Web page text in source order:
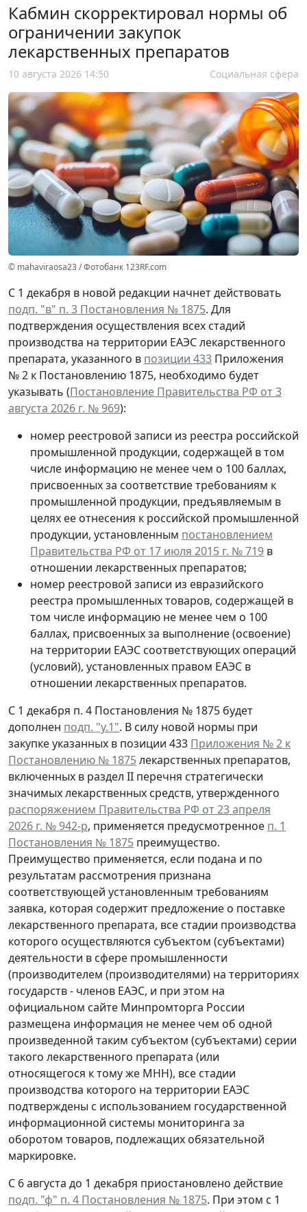
Кабмин скорректировал нормы об
ограничении закупок
лекарственных препаратов
10 августа 2026 14:50 Социальная сфера
© mahaviraosa23 / Фотобанк 123RF.com
С 1 декабря в новой редакции начнет действовать
подп. "в" п. 3 Постановления № 1875. Для
подтверждения осуществления всех стадий
производства на территории ЕАЭС лекарственного
препарата, указанного в позиции 433 Приложения
№ 2 к Постановлению 1875, необходимо будет
указывать (Постановление Правительства РФ от 3
августа 2026 г. № 969):
номер реестровой записи из реестра российской
промышленной продукции, содержащей в том
числе информацию не менее чем о 100 баллах,
присвоенных за соответствие требованиям к
промышленной продукции, предъявляемым в
целях ее отнесения к российской промышленной
продукции, установленным постановлением
Правительства РФ от 17 июля 2015 г. № 719 в
отношении лекарственных препаратов;
номер реестровой записи из евразийского
реестра промышленных товаров, содержащей в
том числе информацию не менее чем о 100
баллах, присвоенных за выполнение (освоение)
на территории ЕАЭС соответствующих операций
(условий), установленных правом ЕАЭС в
отношении лекарственных препаратов.
С 1 декабря п. 4 Постановления № 1875 будет
дополнен подп. "у.1". В силу новой нормы при
закупке указанных в позиции 433 Приложения № 2 к
Постановлению № 1875лекарственных препаратов,
включенных в раздел II перечня стратегически
значимых лекарственных средств, утвержденного
распоряжением Правительства РФ от 23 апреля
2026 г. № 942-р, применяется предусмотренное п. 1
Постановления № 1875 преимущество.
Преимущество применяется, если подана и по
результатам рассмотрения признана
соответствующей установленным требованиям
заявка, которая содержит предложение о поставке
лекарственного препарата, все стадии производства
которого осуществляются субъектом (субъектами)
деятельности в сфере промышленности
(производителем (производителями) на территориях
государств - членов ЕАЭС, и при этом на
официальном сайте Минпромторга России
размещена информация не менее чем об одной
произведенной таким субъектом (субъектами) серии
такого лекарственного препарата (или
относящегося к тому же МНН), все стадии
производства которого на территории ЕАЭС
подтверждены с использованием государственной
информационной системы мониторинга за
оборотом товаров, подлежащих обязательной
маркировке.
С 6 августа до 1 декабря приостановлено действие
подп. "ф" п. 4 Постановления № 1875. При этом с 1